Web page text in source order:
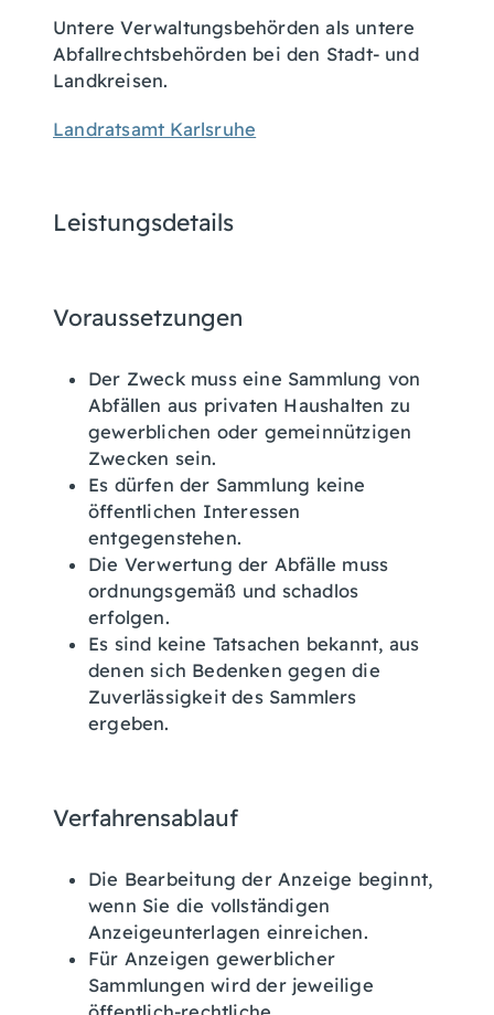
Untere Verwaltungsbehörden als untere
Abfallrechtsbehörden bei den Stadt- und
Landkreisen.
Landratsamt Karlsruhe
Leistungsdetails
Voraussetzungen
Der Zweck muss eine Sammlung von
Abfällen aus privaten Haushalten zu
gewerblichen oder gemeinnützigen
Zwecken sein.
Es dürfen der Sammlung keine
öffentlichen Interessen
entgegenstehen.
Die Verwertung der Abfälle muss
ordnungsgemäß und schadlos
erfolgen.
Es sind keine Tatsachen bekannt, aus
denen sich Bedenken gegen die
Zuverlässigkeit des Sammlers
ergeben.
Verfahrensablauf
Die Bearbeitung der Anzeige beginnt,
wenn Sie die vollständigen
Anzeigeunterlagen einreichen.
Für Anzeigen gewerblicher
Sammlungen wird der jeweilige